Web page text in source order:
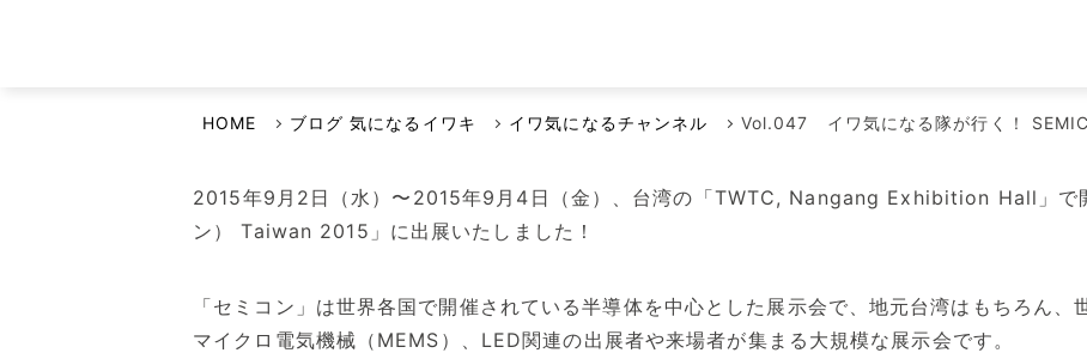
エアーポンプ
小型液体ダイヤフラムポンプ
その他のポンプ
品質・環境方針
事業継続計画について
HOME ブログ 気になるイワキ イワ気になるチャンネル Vol.047 イワ気になる隊が行く！
2015年9月2日（水）〜2015年9月4日（金）、台湾の「TWTC, Nangang Exhibition Hall」で
ン） Taiwan 2015」に出展いたしました！
「セミコン」は世界各国で開催されている半導体を中心とした展示会で、地元台湾はもちろん、
マイクロ電気機械（MEMS）、LED関連の出展者や来場者が集まる大規模な展示会です。